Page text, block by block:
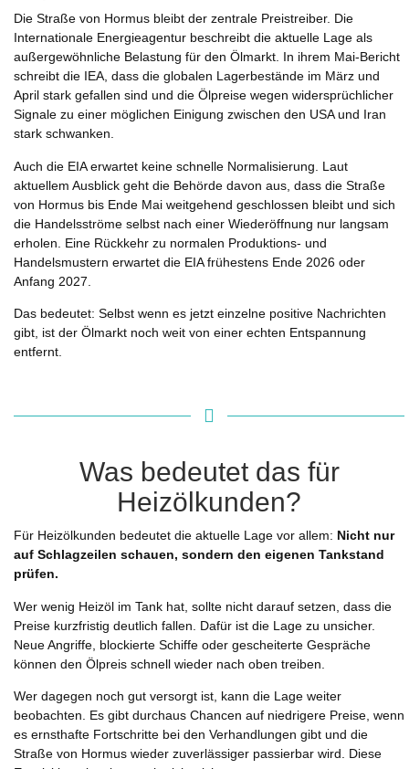
Die Straße von Hormus bleibt der zentrale Preistreiber. Die
Internationale Energieagentur beschreibt die aktuelle Lage als
außergewöhnliche Belastung für den Ölmarkt. In ihrem Mai-Bericht
schreibt die IEA, dass die globalen Lagerbestände im März und
April stark gefallen sind und die Ölpreise wegen widersprüchlicher
Signale zu einer möglichen Einigung zwischen den USA und Iran
stark schwanken.
Auch die EIA erwartet keine schnelle Normalisierung. Laut
aktuellem Ausblick geht die Behörde davon aus, dass die Straße
von Hormus bis Ende Mai weitgehend geschlossen bleibt und sich
die Handelsströme selbst nach einer Wiederöffnung nur langsam
erholen. Eine Rückkehr zu normalen Produktions- und
Handelsmustern erwartet die EIA frühestens Ende 2026 oder
Anfang 2027.
Das bedeutet: Selbst wenn es jetzt einzelne positive Nachrichten
gibt, ist der Ölmarkt noch weit von einer echten Entspannung
entfernt.
Was bedeutet das für
Heizölkunden?
Für Heizölkunden bedeutet die aktuelle Lage vor allem: Nicht nur
auf Schlagzeilen schauen, sondern den eigenen Tankstand
prüfen.
Wer wenig Heizöl im Tank hat, sollte nicht darauf setzen, dass die
Preise kurzfristig deutlich fallen. Dafür ist die Lage zu unsicher.
Neue Angriffe, blockierte Schiffe oder gescheiterte Gespräche
können den Ölpreis schnell wieder nach oben treiben.
Wer dagegen noch gut versorgt ist, kann die Lage weiter
beobachten. Es gibt durchaus Chancen auf niedrigere Preise, wenn
es ernsthafte Fortschritte bei den Verhandlungen gibt und die
Straße von Hormus wieder zuverlässiger passierbar wird. Diese